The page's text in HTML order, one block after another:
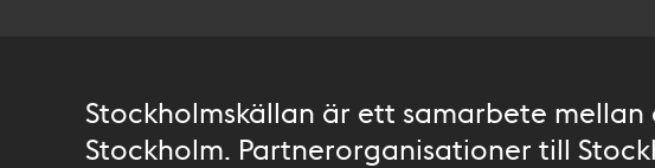
Stockholmskällan är ett samarbete
Stockholm. Partnerorganisationer till